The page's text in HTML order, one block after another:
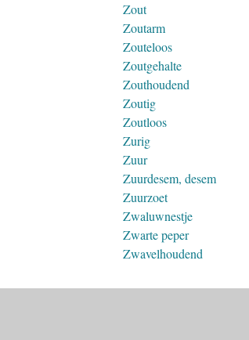
Zout
Zoutarm
Zouteloos
Zoutgehalte
Zouthoudend
Zoutig
Zoutloos
Zurig
Zuur
Zuurdesem, desem
Zuurzoet
Zwaluwnestje
Zwarte peper
Zwavelhoudend